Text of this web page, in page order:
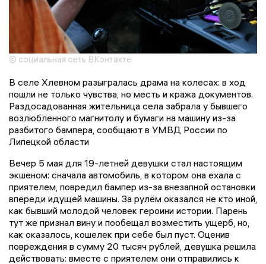
© социальная сеть ВКонтакте
В селе Хлевном разыгралась драма на колесах: в ход
пошли не только чувства, но месть и кража документов.
Раздосадованная жительница села забрала у бывшего
возлюбленного магнитолу и бумаги на машину из-за
разбитого бампера, сообщают в УМВД России по
Липецкой области
Вечер 5 мая для 19-летней девушки стал настоящим
экшеном: сначала автомобиль, в котором она ехала с
приятелем, повредил бампер из-за внезапной остановки
впереди идущей машины. За рулём оказался не кто иной,
как бывший молодой человек героини истории. Парень
тут же признал вину и пообещал возместить ущерб, но,
как оказалось, кошелек при себе был пуст. Оценив
повреждения в сумму 20 тысяч рублей, девушка решила
действовать: вместе с приятелем они отправились к